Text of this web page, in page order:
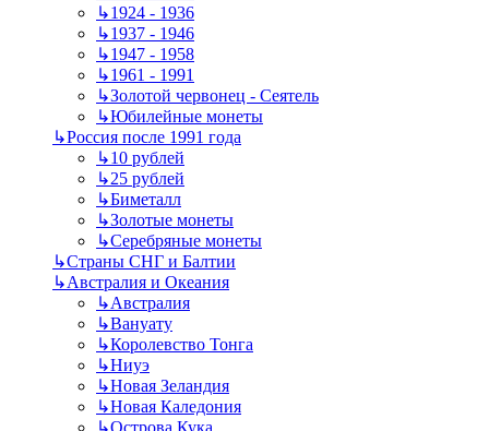
↳1924 - 1936
↳1937 - 1946
↳1947 - 1958
↳1961 - 1991
↳Золотой червонец - Сеятель
↳Юбилейные монеты
↳Россия после 1991 года
↳10 рублей
↳25 рублей
↳Биметалл
↳Золотые монеты
↳Серебряные монеты
↳Страны СНГ и Балтии
↳Австралия и Океания
↳Австралия
↳Вануату
↳Королевство Тонга
↳Ниуэ
↳Новая Зеландия
↳Новая Каледония
↳Острова Кука